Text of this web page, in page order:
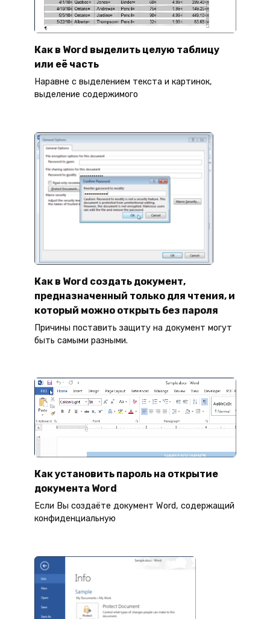
Как в Word выделить целую таблицу
или её часть
Наравне с выделением текста и картинок,
выделение содержимого
Как в Word создать документ,
предназначенный только для чтения, и
который можно открыть без пароля
Причины поставить защиту на документ могут
быть самыми разными.
Как установить пароль на открытие
документа Word
Если Вы создаёте документ Word, содержащий
конфиденциальную